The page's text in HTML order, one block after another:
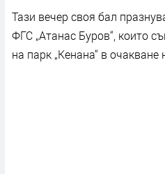
Тази вечер своя бал
ФГС „Атанас Буров“, които
на парк „Кенана“ в